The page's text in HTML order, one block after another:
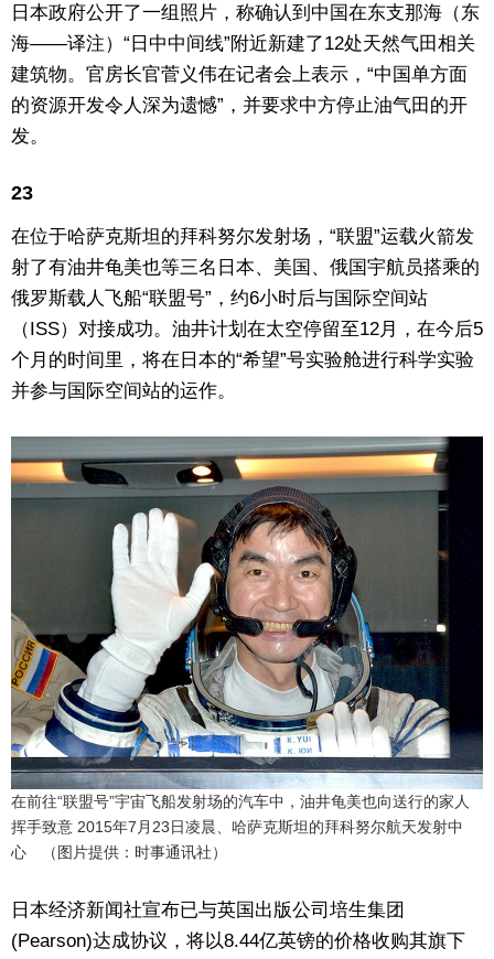
日本政府公开了一组照片，称确认到中国在东支那海（东
海——译注）“日中中间线”附近新建了12处天然气田相关
建筑物。官房长官菅义伟在记者会上表示，“中国单方面
的资源开发令人深为遗憾”，并要求中方停止油气田的开
发。
23
在位于哈萨克斯坦的拜科努尔发射场，“联盟”运载火箭发
射了有油井龟美也等三名日本、美国、俄国宇航员搭乘的
俄罗斯载人飞船“联盟号”，约6小时后与国际空间站
（ISS）对接成功。油井计划在太空停留至12月，在今后5
个月的时间里，将在日本的“希望”号实验舱进行科学实验
并参与国际空间站的运作。
在前往“联盟号”宇宙飞船发射场的汽车中，油井龟美也向送行的家人
挥手致意 2015年7月23日凌晨、哈萨克斯坦的拜科努尔航天发射中
心 （图片提供：时事通讯社）
日本经济新闻社宣布已与英国出版公司培生集团
(Pearson)达成协议，将以8.44亿英镑的价格收购其旗下